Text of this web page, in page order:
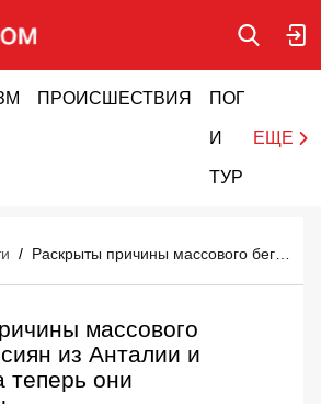
ПРОИСШЕСТВИЯ ПОГОДА
И
ТУРИЗМ
ЕЩЕ
/
массового
из Анталии и
теперь они